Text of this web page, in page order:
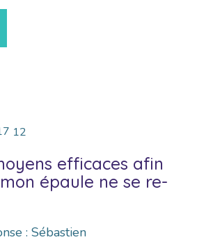
12
efficaces afin
épaule ne se re-
: Sébastien